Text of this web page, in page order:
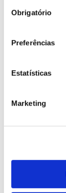
deObrigatório
Preferências
Estatísticas
Marketing
Leave a Reply
are marked